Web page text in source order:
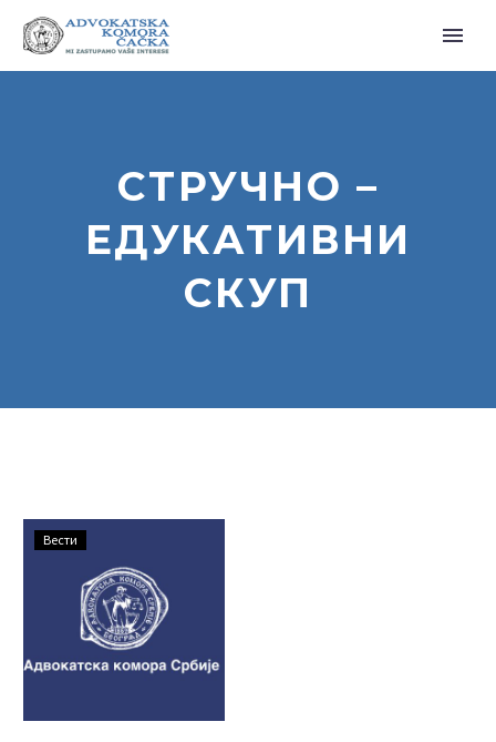
СТРУЧНО –
ЕДУКАТИВНИ
СКУП
доказно
средство
(правно
–
аспект)
Вести